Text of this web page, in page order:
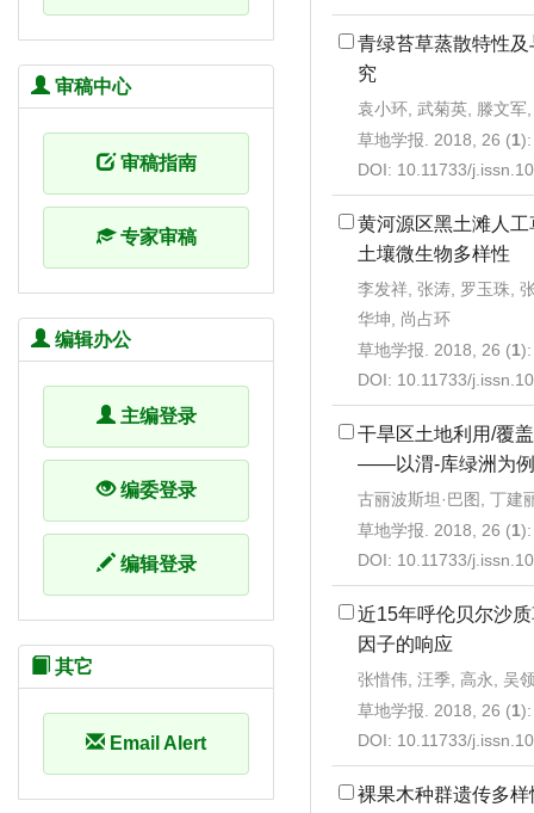
青绿苔草蒸散特性
究
袁小环, 武菊英, 滕文军
草地学报. 2018, 26 (1
DOI: 10.11733/
黄河源区黑土滩人
土壤微生物多样性
李发祥, 张涛, 罗玉珠,
华坤, 尚占环
草地学报. 2018, 26 (1
DOI: 10.11733/
干旱区土地利用/覆
——以渭-库绿洲为例
古丽波斯坦·巴图, 丁建
草地学报. 2018, 26 (1
DOI: 10.11733/
近15年呼伦贝尔沙
因子的响应
张惜伟, 汪季, 高永, 吴
草地学报. 2018, 26 (1
DOI: 10.11733/
裸果木种群遗传多
审稿中心
审稿指南
专家审稿
编辑办公
主编登录
编委登录
编辑登录
其它
Email Alert